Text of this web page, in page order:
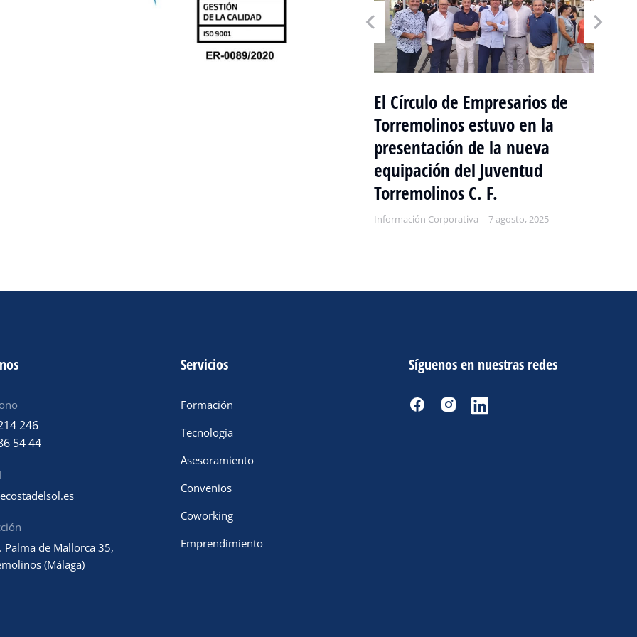
El Círculo de Empresarios de
Torremolinos estuvo en la
presentación de la nueva
equipación del Juventud
Torremolinos C. F.
Información Corporativa 7 agosto, 2025
246
54 44
Palma de Mallorca 35,
(Málaga)
Servicios
Formación
Tecnología
Asesoramiento
Convenios
Coworking
Emprendimiento
Síguenos en nuestras redes